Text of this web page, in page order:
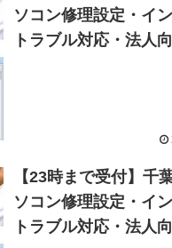
ソコン修理設定・イ
トラブル対応・法人
【23時まで受付】千
ソコン修理設定・イ
トラブル対応・法人